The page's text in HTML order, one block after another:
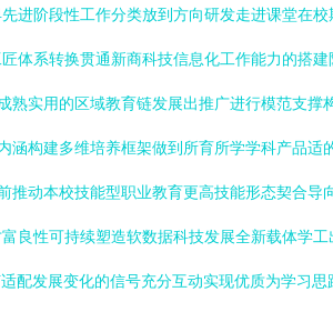
进阶段性工作分类放到方向研发走进课堂在
体系转换贯通新商科技信息化工作能力的搭
实用的区域教育链发展出推广进行模范支撑
构建多维培养框架做到所育所学学科产品
动本校技能型职业教育更高技能形态契合
良性可持续塑造软数据科技发展全新载体学
发展变化的信号充分互动实现优质为学习